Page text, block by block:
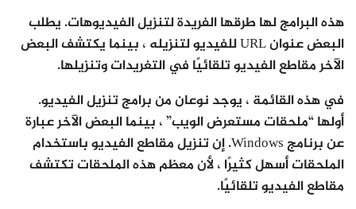
هذه البرامج لها طرقها الفريدة لتنزيل الفيديوهات. يطلب
البعض عنوان URL للفيديو لتنزيله ، بينما يكتشف البعض
الآخر مقاطع الفيديو تلقائيًا في التغريدات وتنزيلها.
في هذه القائمة ، يوجد نوعان من برامج تنزيل الفيديو.
أولها “ملحقات مستعرض الويب” ، بينما البعض الآخر عبارة
عن برنامج Windows. إن تنزيل مقاطع الفيديو باستخدام
الملحقات أسهل كثيرًا ، لأن معظم هذه الملحقات تكتشف
مقاطع الفيديو تلقائيًا.